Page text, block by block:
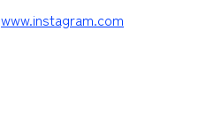
www.instagram.com